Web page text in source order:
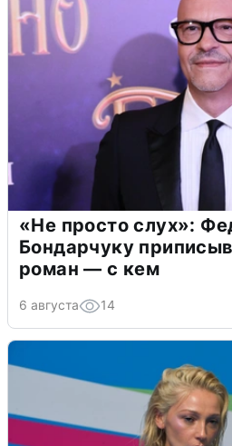
«Не просто слух»:
Бондарчуку
роман — с кем
6 августа 14